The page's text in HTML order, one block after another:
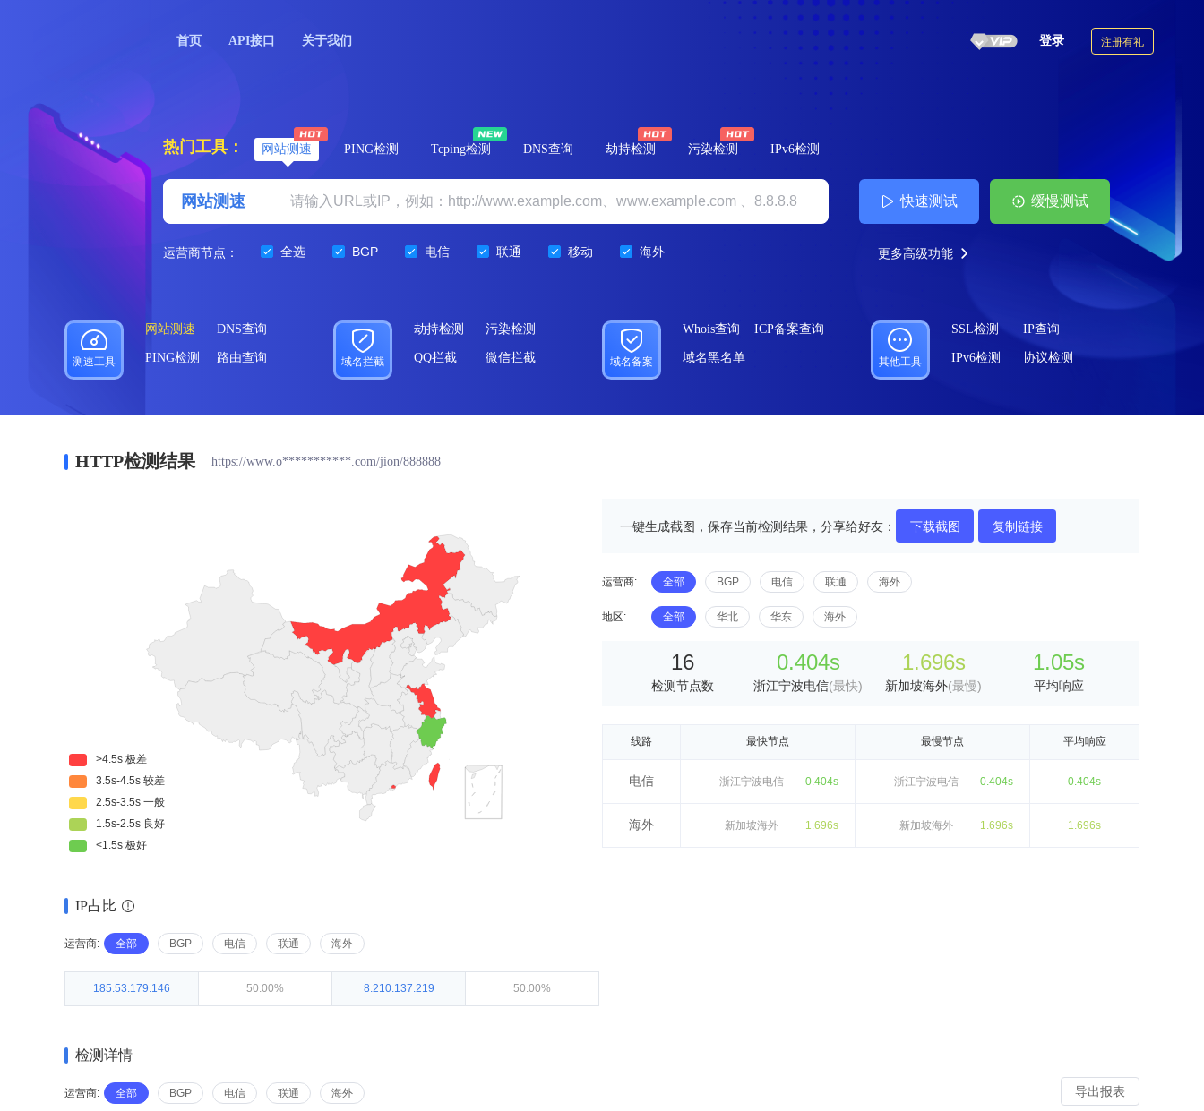
首页 API接口 关于我们 登录 注册有礼
热门工具： 网站测速 PING检测 Tcping检测 DNS查询 劫持检测 污染检测 IPv6检测
网站测速 快速测试 缓慢测试
运营商节点： 全选 BGP 电信 联通 移动 海外 更多高级功能
测速工具
网站测速 DNS查询
PING检测 路由查询 域名拦截
劫持检测 污染检测
QQ拦截 微信拦截 域名备案
Whois查询 ICP备案查询
域名黑名单 其他工具
SSL检测 IP查询
IPv6检测 协议检测
HTTP检测结果 https://www.o***********.com/jion/888888
一键生成截图，保存当前检测结果，分享给好友： 下载截图 复制链接
运营商: 全部 BGP 电信 联通 海外
地区: 全部 华北 华东 海外
16
检测节点数
0.404s
浙江宁波电信(最快)
1.696s
新加坡海外(最慢)
1.05s
平均响应
线路 最快节点 最慢节点 平均响应
电信 浙江宁波电信 0.404s 浙江宁波电信 0.404s 0.404s
海外 新加坡海外 1.696s 新加坡海外 1.696s 1.696s
IP占比
运营商: 全部 BGP 电信 联通 海外
185.53.179.146 50.00% 8.210.137.219 50.00%
检测详情
运营商: 全部 BGP 电信 联通 海外 导出报表